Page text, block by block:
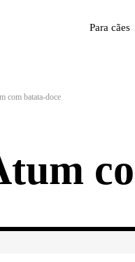
Para cães
com batata-doce